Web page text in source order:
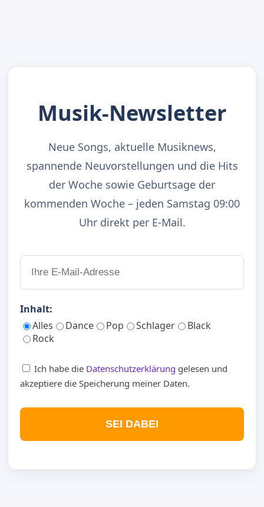
Musik-Newsletter
Neue Songs, aktuelle Musiknews,
spannende Neuvorstellungen und die Hits
der Woche sowie Geburtsage der
kommenden Woche – jeden Samstag 09:00
Uhr direkt per E-Mail.
Inhalt:
Alles
Dance Pop Schlager
Black
Rock
Ich habe die Datenschutzerklärung gelesen und
akzeptiere die Speicherung meiner Daten.
SEI DABEI